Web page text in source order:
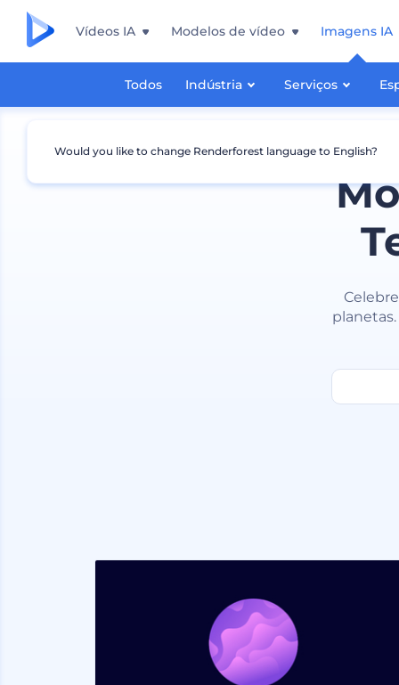
Vídeos IA Modelos de vídeo Imagens IA
Todos Indústria Serviços
Would you like to change Renderforest language to English?